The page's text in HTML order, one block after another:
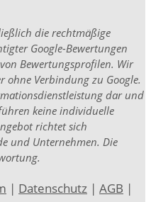
die rechtmäßige
Google-Bewertungen
Bewertungsprofilen. Wir
ohne Verbindung zu Google.
dar und
keine individuelle
richtet sich
und Unternehmen. Die
| Datenschutz | AGB |